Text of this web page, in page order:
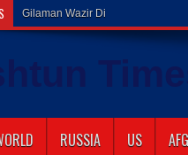
Gilaman Wazir Dies of His
RUSSIA US